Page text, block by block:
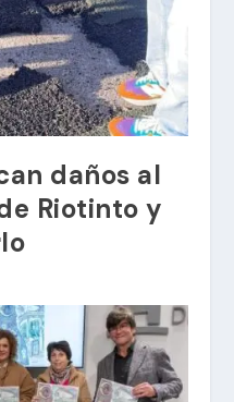
daños al
Riotinto y